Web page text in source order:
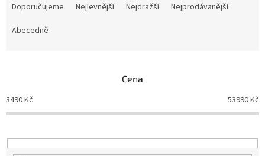
o
d
k
t
Doporučujeme Nejlevnější Nejdražší
Nejprodávanější
Abecedně
Cena
3490Kč 53990Kč